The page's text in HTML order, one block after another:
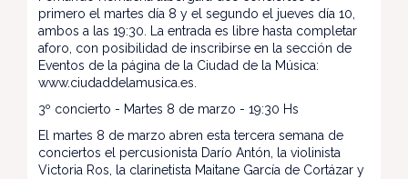
primero el martes día 8 y el segundo el jueves día 10,
ambos a las 19:30. La entrada es libre hasta completar
aforo, con posibilidad de inscribirse en la sección de
Eventos de la página de la Ciudad de la Música:
www.ciudaddelamusica.es.
3º concierto - Martes 8 de marzo - 19:30 Hs
El martes 8 de marzo abren esta tercera semana de
conciertos el percusionista Darío Antón, la violinista
Victoria Ros, la clarinetista Maitane García de Cortázar y